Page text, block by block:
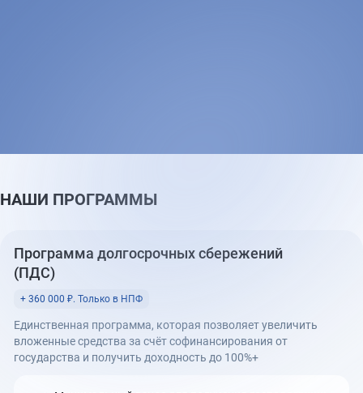
НАШИ ПРОГРАММЫ
Программа долгосрочных сбережений
(ПДС)
+ 360 000 ₽. Только в НПФ
Единственная программа, которая позволяет увеличить
вложенные средства за счёт софинансирования от
государства и получить доходность до 100%+